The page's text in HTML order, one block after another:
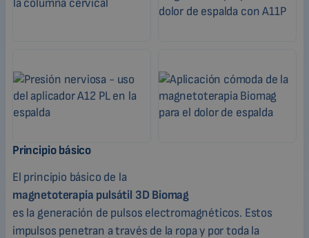
Principio básico
El principio básico de la
magnetoterapia pulsátil 3D Biomag
es la generación de pulsos electromagnéticos. Estos
impulsos penetran a través de la ropa y por toda la